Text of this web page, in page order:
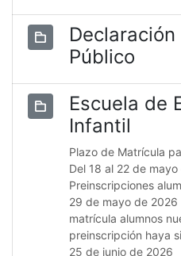
Público
Escuela de
Infantil
Plazo de Matrícula
Del 18 al 22 de
Preinscripciones
29 de mayo de
matrícula alumnos
preinscripción haya
25 de junio de 2026